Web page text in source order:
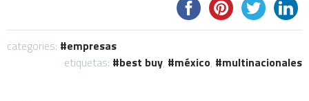
categories:
empresas
etiquetas:
best buy, méxico, multinacionales